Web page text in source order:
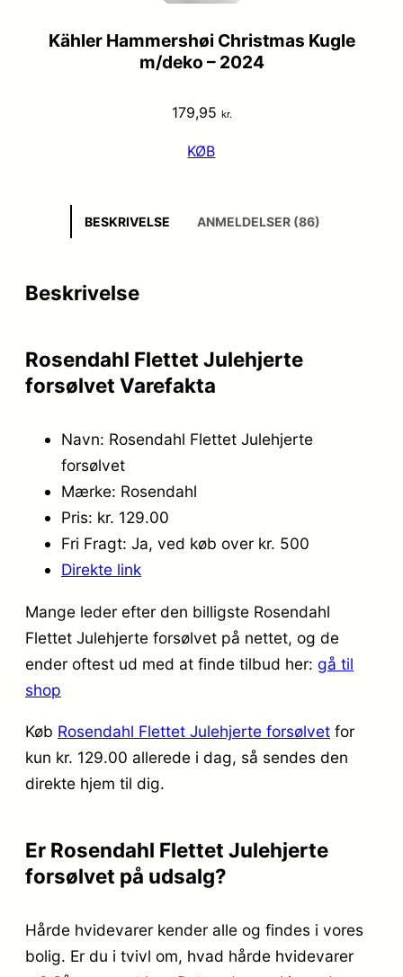
Kähler Hammershøi Christmas Kugle
m/deko – 2024
179,95 kr.
KØB
BESKRIVELSE ANMELDELSER (86)
Beskrivelse
Rosendahl Flettet Julehjerte
forsølvet Varefakta
Navn: Rosendahl Flettet Julehjerte
forsølvet
Mærke: Rosendahl
Pris: kr. 129.00
Fri Fragt: Ja, ved køb over kr. 500
Direkte link
Mange leder efter den billigste Rosendahl
Flettet Julehjerte forsølvet på nettet, og de
ender oftest ud med at finde tilbud her: gå til
shop
Køb Rosendahl Flettet Julehjerte forsølvet for
kun kr. 129.00 allerede i dag, så sendes den
direkte hjem til dig.
Er Rosendahl Flettet Julehjerte
forsølvet på udsalg?
Hårde hvidevarer kender alle og findes i vores
bolig. Er du i tvivl om, hvad hårde hvidevarer